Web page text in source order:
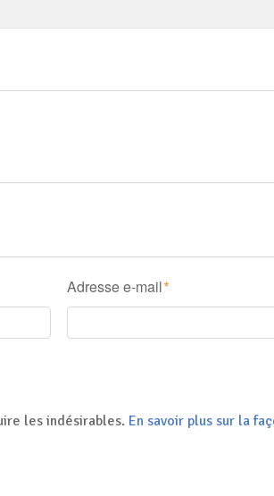
Adresse e-mail *
les indésirables. En savoir plus sur la